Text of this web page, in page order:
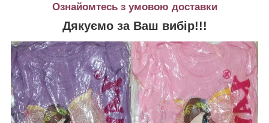
Ознайомтесь з умовою доставки
Дякуємо за Ваш вибір!!!